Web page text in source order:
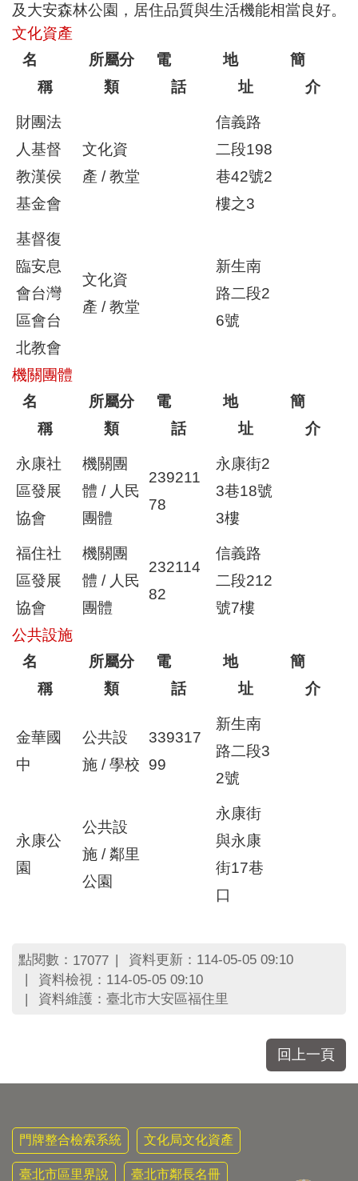
及大安森林公園，居住品質與生活機能相當良好。
文化資產
名
稱
所屬分
類
電
話
地
址
簡
介
財團法
人基督
教漢侯
基金會
文化資
產 / 教堂
信義路
二段198
巷42號2
樓之3
基督復
臨安息
會台灣
區會台
北教會
文化資
產 / 教堂
新生南
路二段2
6號
機關團體
名
稱
所屬分
類
電
話
地
址
簡
介
永康社
區發展
協會
機關團
體 / 人民
團體
239211
78
永康街2
3巷18號
3樓
福住社
區發展
協會
機關團
體 / 人民
團體
232114
82
信義路
二段212
號7樓
公共設施
名
稱
所屬分
類
電
話
地
址
簡
介
金華國
中
公共設
施 / 學校
339317
99
新生南
路二段3
2號
永康公
園
公共設
施 / 鄰里
公園
永康街
與永康
街17巷
口
點閱數： 17077
資料更新：114-05-05 09:10
資料檢視：114-05-05 09:10
資料維護：臺北市大安區福住里
回上一頁
門牌整合檢索系統 文化局文化資產
臺北市區里界說 臺北市鄰長名冊